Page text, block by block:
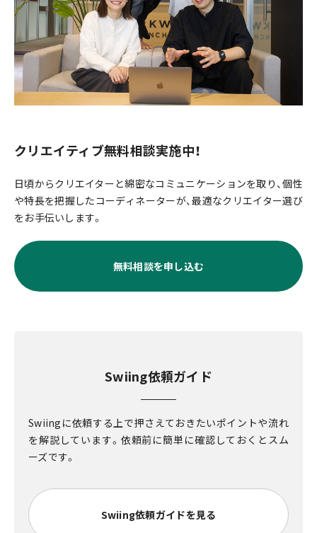
クリエイティブ無料相談実施中！
日頃からクリエイターと綿密なコミュニケーションを取り、個性
や特長を把握したコーディネーターが、最適なクリエイター選び
をお手伝いします。
無料相談を申し込む
Swiing依頼ガイド
Swiingに依頼する上で押さえておきたいポイントや流れ
を解説しています。依頼前に簡単に確認しておくとスム
ーズです。
Swiing依頼ガイドを見る